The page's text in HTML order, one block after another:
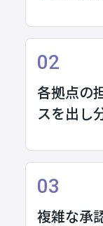
02
各拠点の
スを出し
03
複雑な承